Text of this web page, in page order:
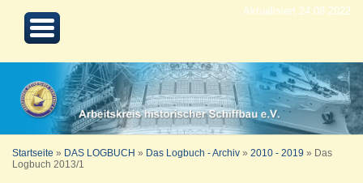
Aktualisiert 24.08.2022
Startseite » DAS LOGBUCH » Das Logbuch - Archiv » 2010 - 2019 »
Das
Logbuch 2013/1